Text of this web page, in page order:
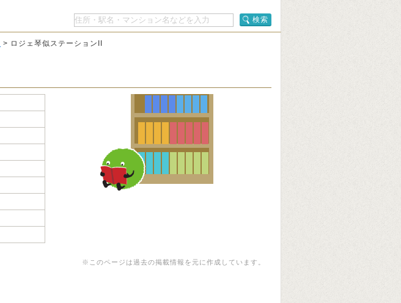
検索
> ロジェ琴似ステーションII
※このページは過去の掲載情報を元に作成しています。